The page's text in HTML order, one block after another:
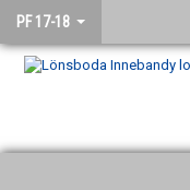
PF 17-18